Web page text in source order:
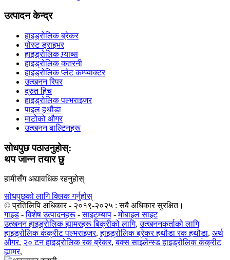
उत्पादन केन्द्र
हाइड्रोलिक ब्रेकर
पोस्ट ड्राइभर
हाइड्रोलिक ग्र्याब्स
हाइड्रोलिक कतरनी
हाइड्रोलिक प्लेट कम्प्याक्टर
उत्खनन रिपर
द्रुत हिच
हाइड्रोलिक पल्भराइजर
पाइल हथौडा
माटोको औगर
उत्खनन बाल्टिनहरू
सोधपुछ पठाउनुहोस्:
थप जान्न तयार छु
हामीसँग अद्यावधिक रहनुहोस्
सोधपुछको लागि क्लिक गर्नुहोस्
© प्रतिलिपि अधिकार - २०१९-२०२५ : सबै अधिकार सुरक्षित।
गाइड -विशेष उत्पादनहरू -साइटम्याप -मोबाइल साइट
उत्खनन हाइड्रोलिक ह्यामरहरू बिक्रीको लागि,उत्खननकर्ताको लागि
हाइड्रोलिक कंक्रीट पल्भराइजर,हाइड्रोलिक ब्रेकर हथौडा रक हथौडा, अर्थ
औगर, २० टन हाइड्रोलिक रक ब्रेकर,बक्स साइलेन्स्ड हाइड्रोलिक कंक्रीट
ह्यामर,